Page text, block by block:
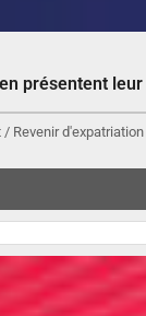
présentent
/ Revenir d'expatriation